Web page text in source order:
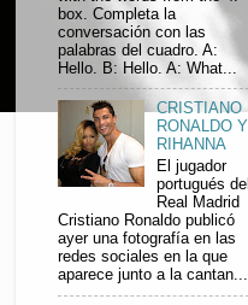
box. Completa la
conversación con las
palabras del cuadro. A:
Hello. B: Hello. A: What...
CRISTIANO
RONALDO Y
RIHANNA
El jugador
portugués del
Real Madrid
Cristiano Ronaldo publicó
ayer una fotografía en las
redes sociales en la que
aparece junto a la cantan...